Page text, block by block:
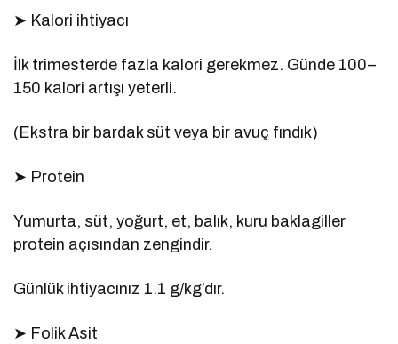
➤ Kalori ihtiyacı
İlk trimesterde fazla kalori gerekmez. Günde 100–
150 kalori artışı yeterli.
(Ekstra bir bardak süt veya bir avuç fındık)
➤ Protein
Yumurta, süt, yoğurt, et, balık, kuru baklagiller
protein açısından zengindir.
Günlük ihtiyacınız 1.1 g/kg’dır.
➤ Folik Asit